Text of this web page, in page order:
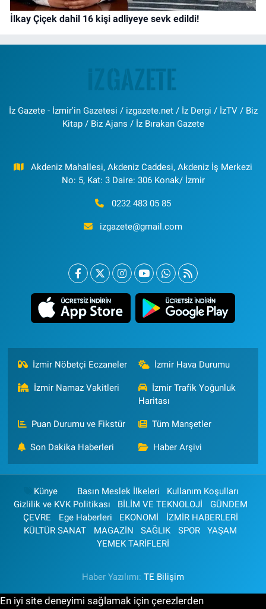
İlkay Çiçek dahil 16 kişi adliyeye sevk edildi!
İz Gazete - İzmir'in Gazetesi / izgazete.net / İz Dergi / İzTV / Biz
Kitap / Biz Ajans / İz Bırakan Gazete
Akdeniz Mahallesi, Akdeniz Caddesi, Akdeniz İş Merkezi
No: 5, Kat: 3 Daire: 306 Konak/ İzmir
0232 483 05 85
izgazete@gmail.com
İzmir Nöbetçi Eczaneler İzmir Hava Durumu
İzmir Namaz Vakitleri
İzmir Trafik Yoğunluk
Haritası
Puan Durumu ve Fikstür Tüm Manşetler
Son Dakika Haberleri Haber Arşivi
Künye Basın Meslek İlkeleri
Kullanım Koşulları
Gizlilik ve KVK Politikası
BİLİM VE TEKNOLOJİ
GÜNDEM
ÇEVRE
Ege Haberleri EKONOMİ
İZMİR HABERLERİ
KÜLTÜR SANAT
MAGAZİN SAĞLIK SPOR
YAŞAM
YEMEK TARİFLERİ
Haber Yazılımı: TE Bilişim
En iyi site deneyimi sağlamak için çerezlerden